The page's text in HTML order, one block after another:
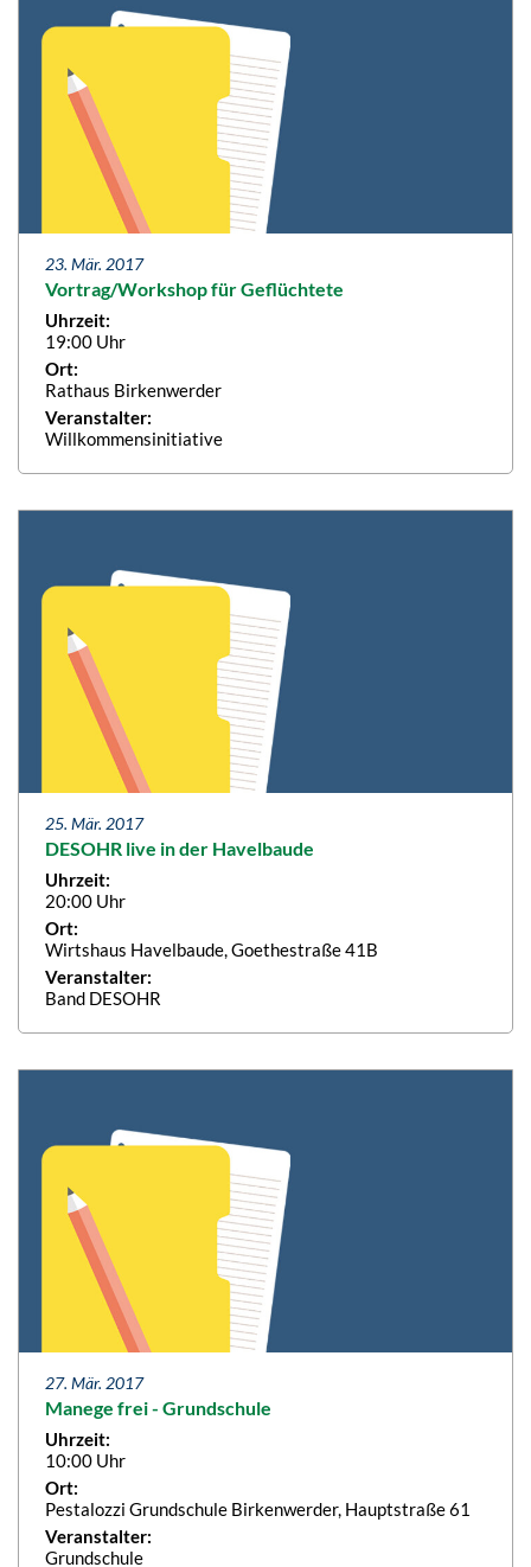
23. Mär. 2017
Vortrag/Workshop für Geflüchtete
Uhrzeit:
19:00 Uhr
Ort:
Rathaus Birkenwerder
Veranstalter:
Willkommensinitiative
25. Mär. 2017
DESOHR live in der Havelbaude
Uhrzeit:
20:00 Uhr
Ort:
Wirtshaus Havelbaude, Goethestraße 41B
Veranstalter:
Band DESOHR
27. Mär. 2017
Manege frei - Grundschule
Uhrzeit:
10:00 Uhr
Ort:
Pestalozzi Grundschule Birkenwerder, Hauptstraße 61
Veranstalter:
Grundschule